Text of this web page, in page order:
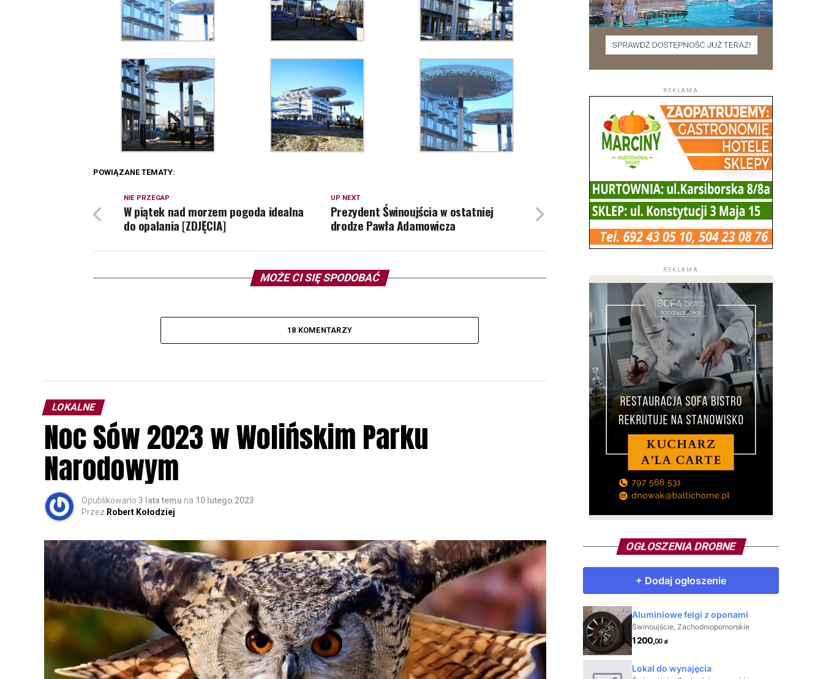
POWIĄZANE TEMATY:
UP NEXT
Prezydent Świnoujścia w ostatniej
drodze Pawła Adamowicza
NIE PRZEGAP
W piątek nad morzem pogoda idealna
do opalania [ZDJĘCIA]
MOŻE CI SIĘ SPODOBAĆ
18 KOMENTARZY
LOKALNE
Noc Sów 2023 w Wolińskim Parku
Narodowym
Opublikowano 3 lata temu na 10 lutego 2023
Przez Robert Kołodziej
REKLAMA
REKLAMA
OGŁOSZENIA DROBNE